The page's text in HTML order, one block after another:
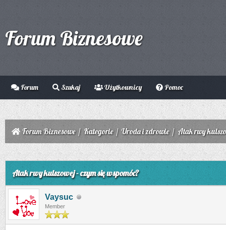
Forum Biznesowe
Forum Szukaj Użytkownicy Pomoc
Forum Biznesowe/ Kategorie/ Uroda i zdrowie/ Atak rwy
Atak rwy kulszowej - czym się wspomóc?
Vaysuc
Member